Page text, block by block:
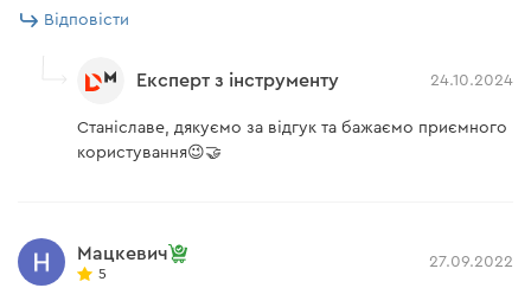
Відповісти
Експерт з інструменту 24.10.2024
Станіславе, дякуємо за відгук та бажаємо приємного
користування😉🤝
Мацкевич
5
27.09.2022